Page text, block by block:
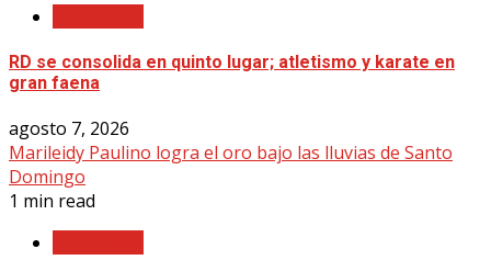
RD se consolida en quinto lugar; atletismo y karate en
gran faena
agosto 7, 2026
Marileidy Paulino logra el oro bajo las lluvias de Santo
Domingo
1 min read